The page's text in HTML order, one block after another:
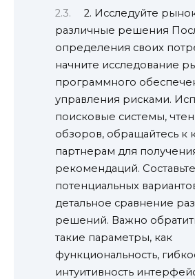
2. Исследуйте
различные решения
определения своих
начните исследование
программного
управления рисками.
поисковые системы,
обзоров, обращайтесь к
партнерам для
рекомендаций.
потенциальных
детальное сравнение
решений. Важно
такие параметры, как
функциональность,
интуитивность